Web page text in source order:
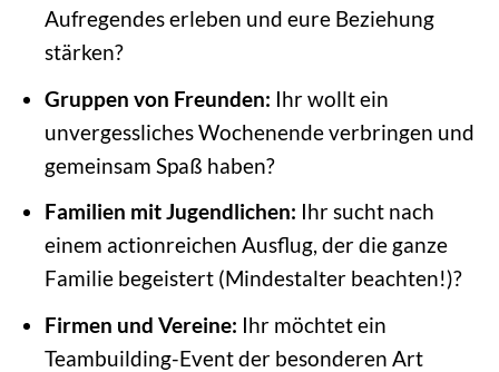
Aufregendes erleben und eure Beziehung
stärken?
Gruppen von Freunden: Ihr wollt ein
unvergessliches Wochenende verbringen und
gemeinsam Spaß haben?
Familien mit Jugendlichen: Ihr sucht nach
einem actionreichen Ausflug, der die ganze
Familie begeistert (Mindestalter beachten!)?
Firmen und Vereine: Ihr möchtet ein
Teambuilding-Event der besonderen Art